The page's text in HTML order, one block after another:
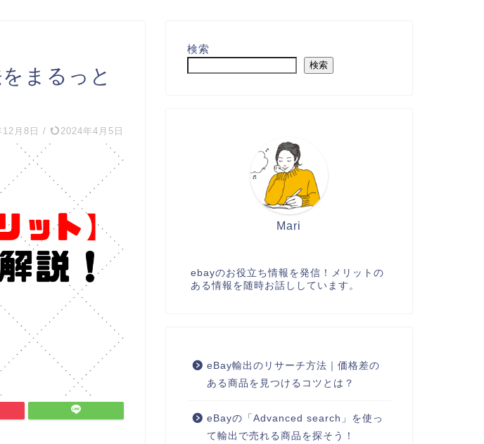
まるっと
月8日 / 2024年4月5日
検索
検索
Mari
ebayのお役立ち情報を発信！メリットの
ある情報を随時お話ししています。
eBay輸出のリサーチ方法｜価格差の
ある商品を見つけるコツとは？
eBayの「Advanced search」を使っ
て輸出で売れる商品を探そう！